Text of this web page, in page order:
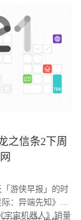
之信条2下周
游侠早报」的时
：异端先知》开
宇宙机器人》销量